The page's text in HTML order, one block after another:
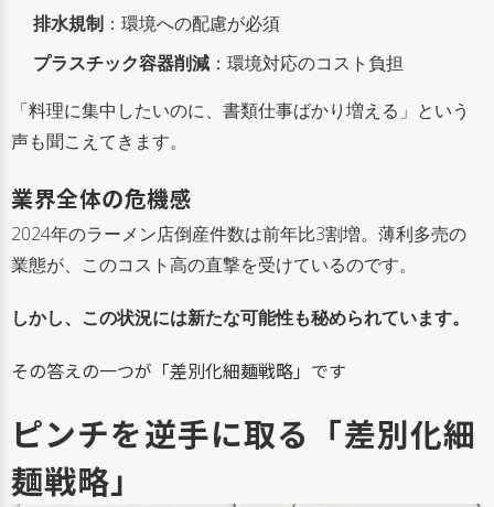
排水規制 ：環境への配慮が必須
プラスチック容器削減 ：環境対応のコスト負担
「料理に集中したいのに、書類仕事ばかり増える」という
声も聞こえてきます。
業界全体の危機感
2024年のラーメン店倒産件数は前年比3割増。薄利多売の
業態が、このコスト高の直撃を受けているのです。
しかし、この状況には新たな可能性も秘められています。
その答えの一つが「差別化細麺戦略」です
ピンチを逆手に取る「差別化細
麺戦略」